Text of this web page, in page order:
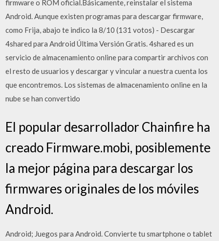
firmware o ROM oficial.Básicamente, reinstalar el sistema
Android. Aunque existen programas para descargar firmware,
como Frija, abajo te indico la 8/10 (131 votos) - Descargar
4shared para Android Última Versión Gratis. 4shared es un
servicio de almacenamiento online para compartir archivos con
el resto de usuarios y descargar y vincular a nuestra cuenta los
que encontremos. Los sistemas de almacenamiento online en la
nube se han convertido
El popular desarrollador Chainfire ha
creado Firmware.mobi, posiblemente
la mejor página para descargar los
firmwares originales de los móviles
Android.
Android; Juegos para Android. Convierte tu smartphone o tablet